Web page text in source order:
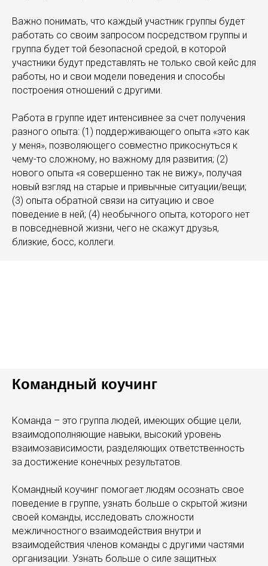
Важно понимать, что каждый участник группы будет
работать со своим запросом посредством группы и
группа будет той безопасной средой, в которой
участники будут представлять не только свой кейс для
работы, но и свои модели поведения и способы
построения отношений с другими.
Работа в группе идет интенсивнее за счет получения
разного опыта: (1) поддерживающего опыта «это как
у меня», позволяющего совместно прикоснуться к
чему-то сложному, но важному для развития; (2)
нового опыта «я совершенно так не вижу», получая
новый взгляд на старые и привычные ситуации/вещи;
(3) опыта обратной связи на ситуацию и свое
поведение в ней; (4) необычного опыта, которого нет
в повседневной жизни, чего не скажут друзья,
близкие, босс, коллеги.
Командный коучинг
Команда – это группа людей, имеющих общие цели,
взаимодополняющие навыки, высокий уровень
взаимозависимости, разделя­ющих ответственность
за достижение конечных результатов.
Командный коучинг помогает людям осознать свое
поведение в группе, узнать больше о скрытой жизни
своей команды, исследовать сложности
межличностного взаимодействия внутри и
взаимодействия членов команды с другими частями
организации. Узнать больше о силе защитных